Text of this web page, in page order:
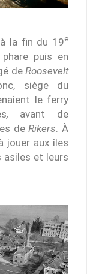
la fin du 19e
puis en
deRoosevelt
siège du
le ferry
, avant de
deRikers . À
jouer aux îles
asiles et leurs